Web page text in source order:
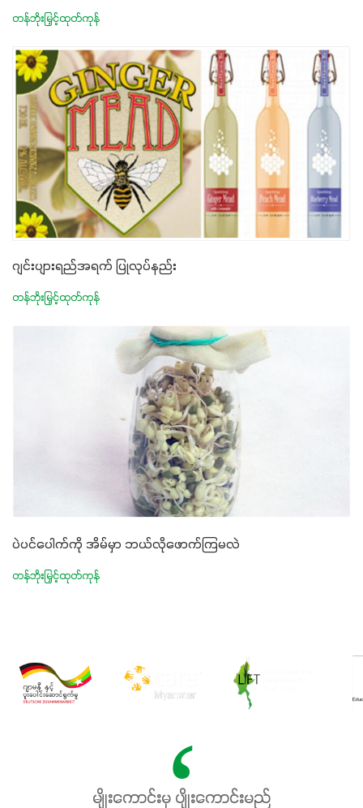
တန်ဘိုးမြှင့်ထုတ်ကုန်
ဂျင်းပျားရည်အရက် ပြုလုပ်နည်း
တန်ဘိုးမြှင့်ထုတ်ကုန်
ပဲပင်ပေါက်ကို အိမ်မှာ ဘယ်လိုဖောက်ကြမလဲ
တန်ဘိုးမြှင့်ထုတ်ကုန်
မျိုးကောင်းမှ ပျိုးကောင်းမည်